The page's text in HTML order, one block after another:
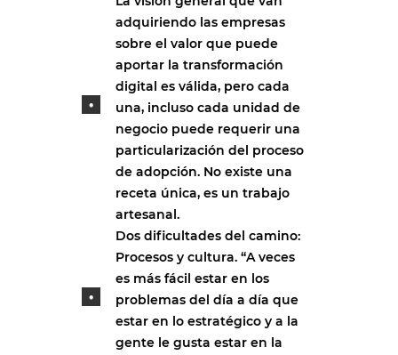
adquiriendo las empresas
sobre el valor que puede
aportar la transformación
digital es válida, pero cada
una, incluso cada unidad de
negocio puede requerir una
particularización del proceso
de adopción. No existe una
receta única, es un trabajo
artesanal.
Dos dificultades del camino:
Procesos y cultura. “A veces
es más fácil estar en los
problemas del día a día que
estar en lo estratégico y a la
gente le gusta estar en la